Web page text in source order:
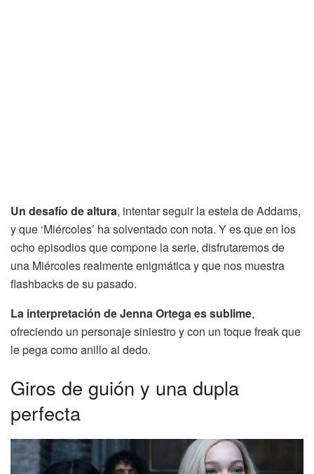
Un desafío de altura, intentar seguir la estela de Addams,
y que ‘Miércoles’ ha solventado con nota. Y es que en los
ocho episodios que compone la serie, disfrutaremos de
una Miércoles realmente enigmática y que nos muestra
flashbacks de su pasado.
La interpretación de Jenna Ortega es sublime,
ofreciendo un personaje siniestro y con un toque freak que
le pega como anillo al dedo.
Giros de guión y una dupla
perfecta